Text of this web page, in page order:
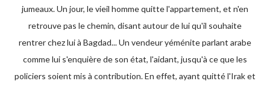
jumeaux. Un jour, le vieil homme quitte l'appartement, et n'en
retrouve pas le chemin, disant autour de lui qu'il souhaite
rentrer chez lui à Bagdad... Un vendeur yéménite parlant arabe
comme lui s'enquière de son état, l'aidant, jusqu'à ce que les
policiers soient mis à contribution. En effet, ayant quitté l'Irak et